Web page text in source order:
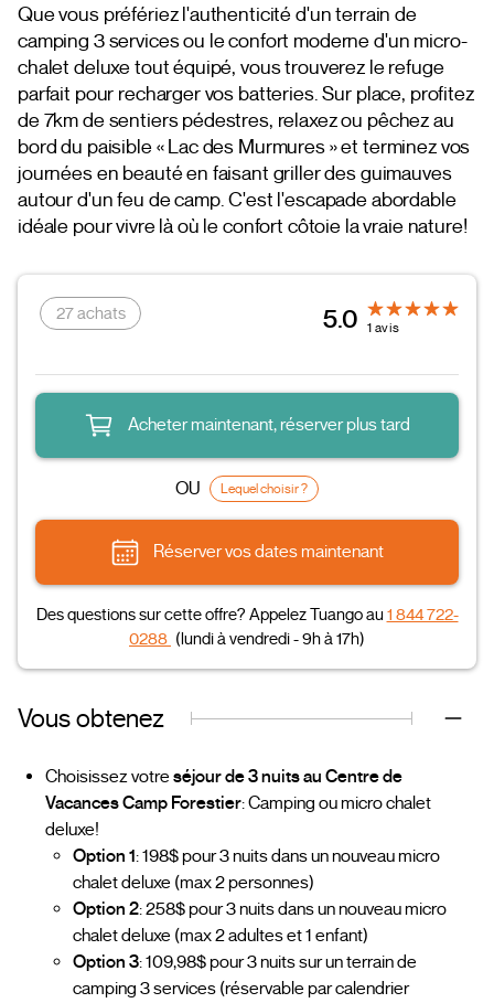
Que vous préfériez l'authenticité d'un terrain de
camping 3 services ou le confort moderne d'un micro-
chalet deluxe tout équipé, vous trouverez le refuge
parfait pour recharger vos batteries. Sur place, profitez
de 7km de sentiers pédestres, relaxez ou pêchez au
bord du paisible « Lac des Murmures » et terminez vos
journées en beauté en faisant griller des guimauves
autour d'un feu de camp. C'est l'escapade abordable
idéale pour vivre là où le confort côtoie la vraie nature!
27 achats 5.0 1 avis
Acheter maintenant, réserver plus tard
OU Lequel choisir ?
Réserver vos dates maintenant
Des questions sur cette offre? Appelez Tuango au1 844 722-
0288 (lundi à vendredi - 9h à 17h)
Vous obtenez
Choisissez votre séjour de 3 nuits au Centre de
Vacances Camp Forestier: Camping ou micro chalet
deluxe!
Option 1: 198$ pour 3 nuits dans un nouveau micro
chalet deluxe (max 2 personnes)
Option 2: 258$ pour 3 nuits dans un nouveau micro
chalet deluxe (max 2 adultes et 1 enfant)
Option 3: 109,98$ pour 3 nuits sur un terrain de
camping 3 services (réservable par calendrier